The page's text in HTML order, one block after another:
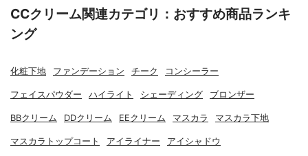
CCクリーム関連カテゴリ：おすすめ商品ランキ
ング
化粧下地 ファンデーション チーク コンシーラー
フェイスパウダー ハイライト シェーディング ブロンザー
BBクリーム DDクリーム EEクリーム マスカラ マスカラ下地
マスカラトップコート アイライナー アイシャドウ